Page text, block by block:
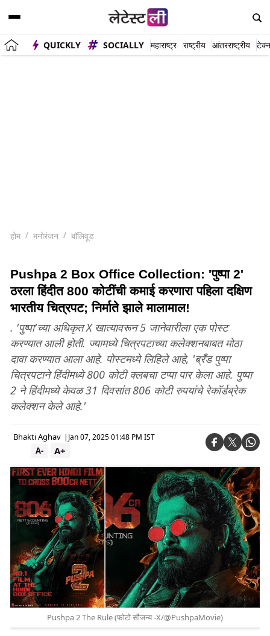
QUICKLY SOCIALLY महाराष्ट्र राष्ट्रीय आंतरराष्ट्रीय
होम मनोरंजन बॉलिवूड
Pushpa 2 Box Office Collection: 'पुष्पा 2'
ठरला हिंदीत 800 कोटींची कमाई करणारा पहिला दक्षिण
भारतीय चित्रपट; निर्माते झाले मालामाल!
. 'पुष्पा'च्या अधिकृत X खात्यावरून 5 जानेवारीला एक पोस्ट
करण्यात आली होती. ज्यामध्ये चित्रपटाच्या कलेक्शनबाबत मोठा
दावा करण्यात आला आहे. पोस्टमध्ये लिहिले आहे, 'ब्रँड पुष्पा
चित्रपटाने हिंदीमध्ये 800 कोटी क्लबचा टप्पा पार केला आहे. पुष्पा
2 ने हिंदीमध्ये केवळ 31 दिवसांत 806 कोटी रुपयांचे रेकॉर्डब्रेक
कलेक्शन केले आहे.'
Bhakti Aghav | Jan 07, 2025 01:48 PM IST
A+
A-
Pushpa 2 The Rule (फोटो सौजन्य -X/@PushpaMovie)